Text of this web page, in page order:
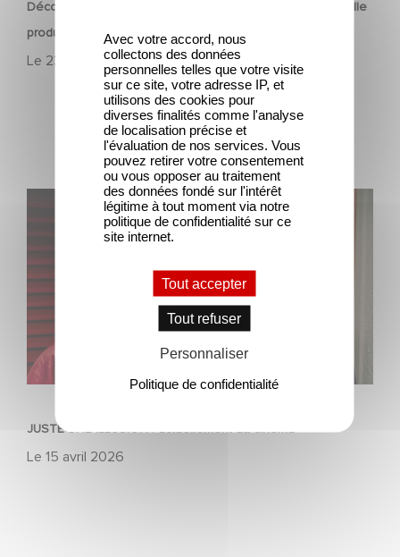
Découvrez les premières images de Mexico 86, la nouvelle
production Gaumont USA
Le 23 avril 2026
FILM
JUSTE UNE ILLUSION : actuellement au cinéma
Le 15 avril 2026
JUSTE UNE ILLUSION : actuellement au cinéma
Avec votre accord, nous
collectons des données
personnelles telles que votre visite
sur ce site, votre adresse IP, et
utilisons des cookies pour
diverses finalités comme l'analyse
de localisation précise et
l'évaluation de nos services. Vous
pouvez retirer votre consentement
ou vous opposer au traitement
des données fondé sur l'intérêt
légitime à tout moment via notre
politique de confidentialité sur ce
site internet.
Tout accepter
Tout refuser
Personnaliser
Politique de confidentialité